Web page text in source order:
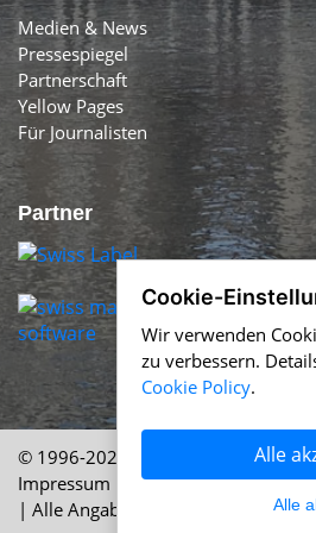
Medien & News
Pressespiegel
Partnerschaft
Yellow Pages
Für Journalisten
Partner
© 1996-2026 Swiss-Press.com &
Impressum
AGB|Nutzung|
| Alle Angaben ohne Gewähr
Cookie-
Wir verwenden
zu verbessern.
Cookie Policy.
Alle
Alle